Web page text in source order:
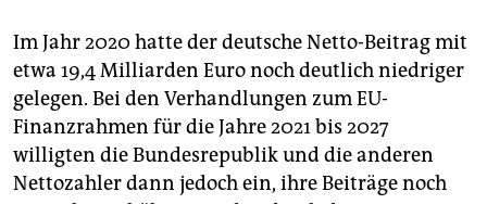
Im Jahr 2020 hatte der deutsche Netto-Beitrag mit
etwa 19,4 Milliarden Euro noch deutlich niedriger
gelegen. Bei den Verhandlungen zum EU-
Finanzrahmen für die Jahre 2021 bis 2027
willigten die Bundesrepublik und die anderen
Nettozahler dann jedoch ein, ihre Beiträge noch